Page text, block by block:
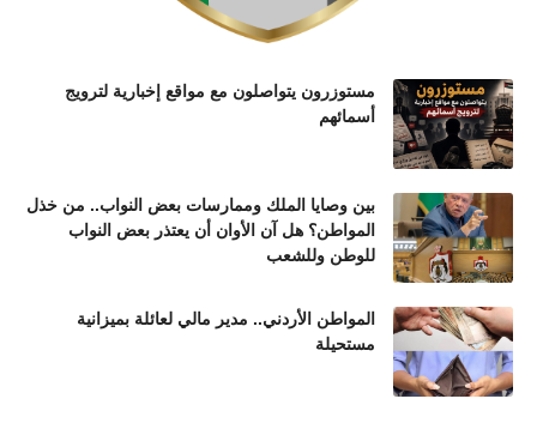
مستوزرون يتواصلون مع مواقع إخبارية لترويج
أسمائهم
بين وصايا الملك وممارسات بعض النواب.. من خذل
المواطن؟ هل آن الأوان أن يعتذر بعض النواب
للوطن وللشعب
المواطن الأردني.. مدير مالي لعائلة بميزانية
مستحيلة